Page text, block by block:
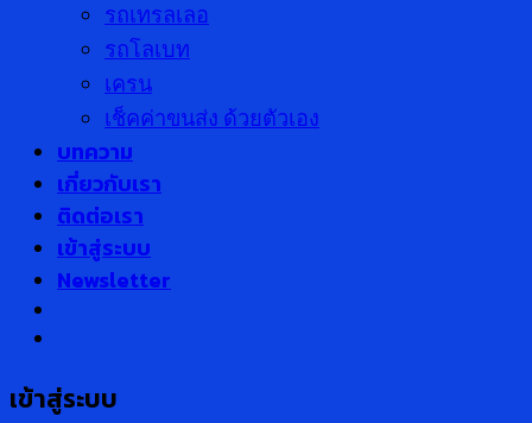
รถเทรลเลอ
รถโลเบท
เครน
เช็คค่าขนส่ง ด้วยตัวเอง
บทความ
เกี่ยวกับเรา
ติดต่อเรา
เข้าสู่ระบบ
Newsletter
เข้าสู่ระบบ